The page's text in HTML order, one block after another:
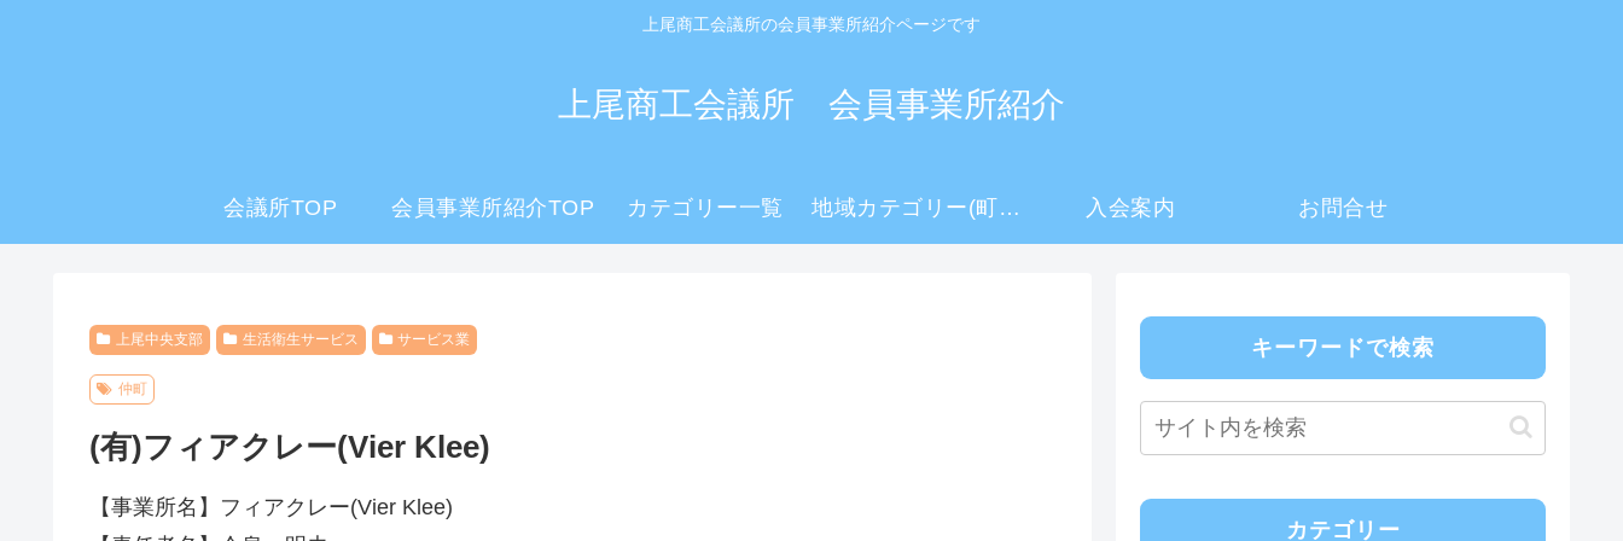
上尾商工会議所の会員事業所紹介ページです
上尾商工会議所 会員事業所紹介
会議所TOP 会員事業所紹介TOP カテゴリー一覧 地域カテゴリー(町名) 入会案内 お問合せ
上尾中央支部 生活衛生サービス サービス業
仲町
(有)フィアクレー(Vier Klee)
【事業所名】フィアクレー(Vier Klee)
キーワードで検索
カテゴリー